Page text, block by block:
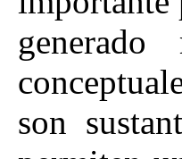
son